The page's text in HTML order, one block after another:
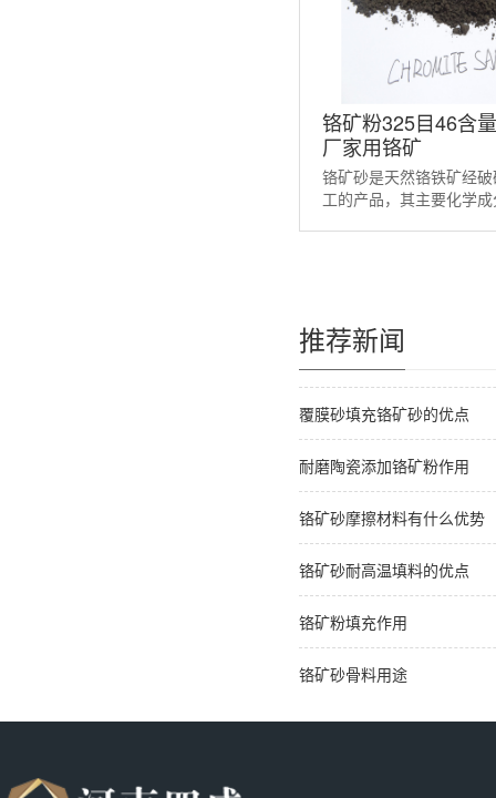
铬矿粉325目46含
厂家用铬矿
铬矿砂是天然铬铁矿经
工的产品，其主要化学
推荐新闻
覆膜砂填充铬矿砂的优点
耐磨陶瓷添加铬矿粉作用
铬矿砂摩擦材料有什么优势
铬矿砂耐高温填料的优点
铬矿粉填充作用
铬矿砂骨料用途